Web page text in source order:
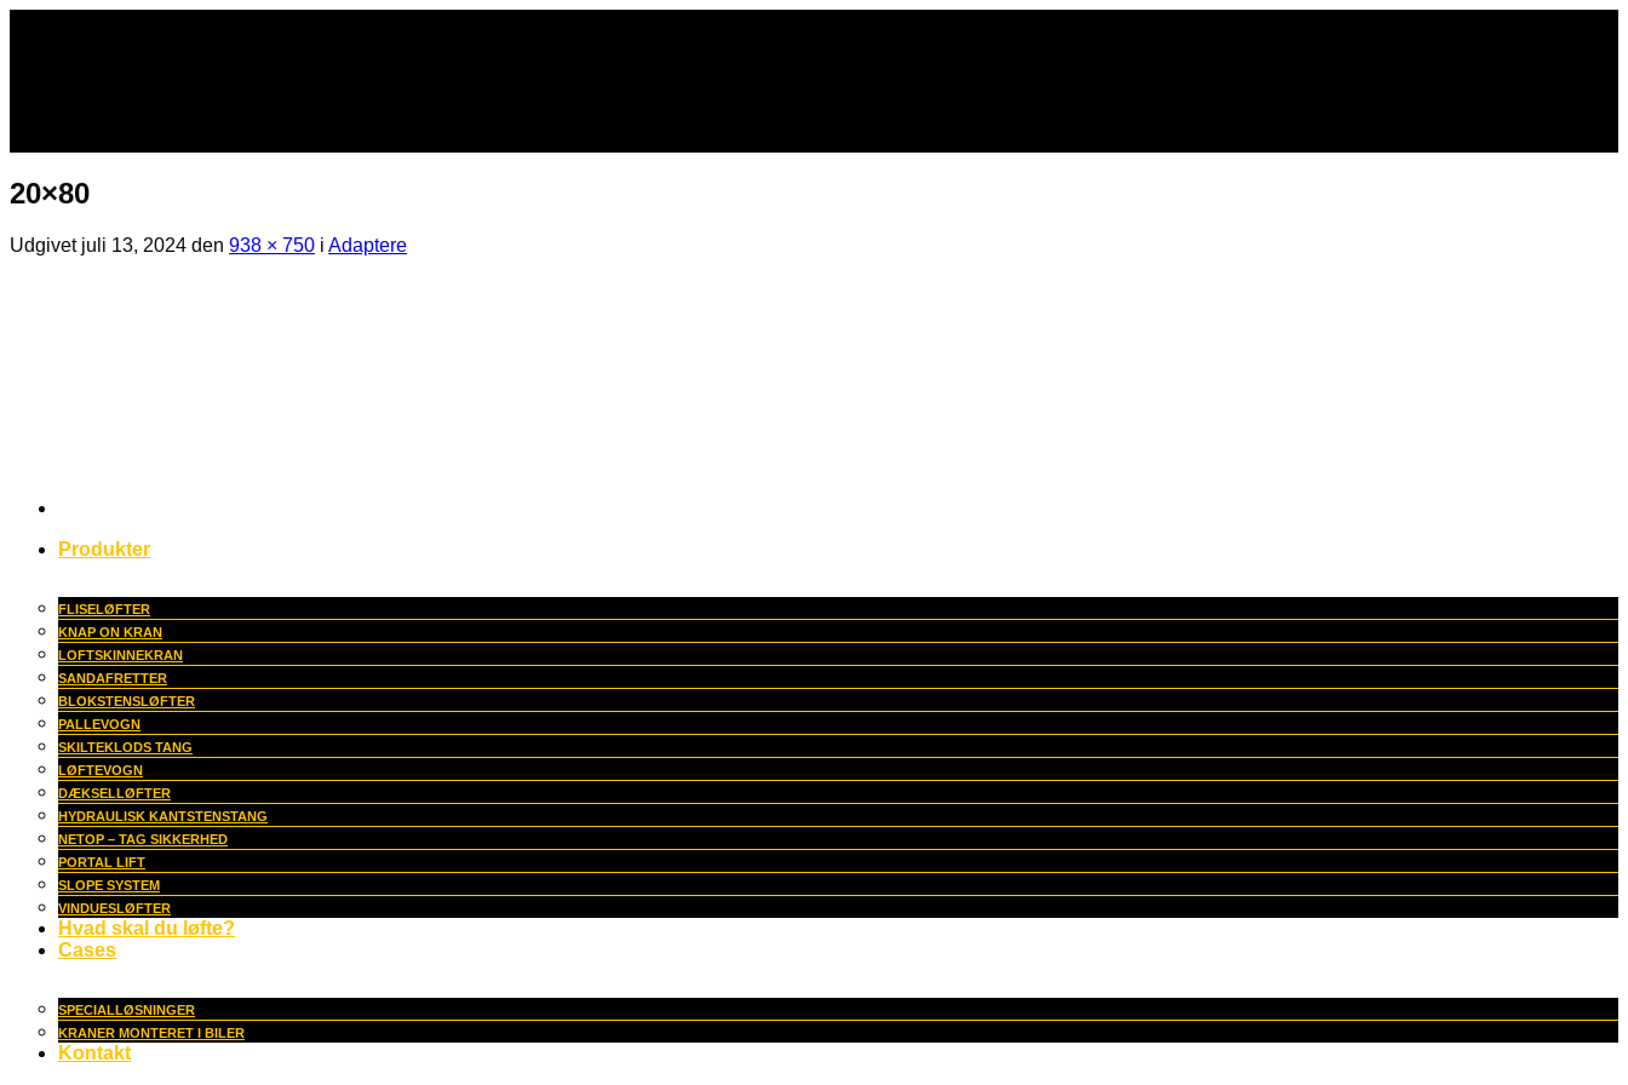
Produkter
FLISELØFTER
KNAP ON KRAN
LOFTSKINNEKRAN
SANDAFRETTER
BLOKSTENSLØFTER
PALLEVOGN
SKILTEKLODS TANG
LØFTEVOGN
DÆKSELLØFTER
HYDRAULISK KANTSTENSTANG
NETOP – TAG SIKKERHED
PORTAL LIFT
SLOPE SYSTEM
VINDUESLØFTER
Hvad skal du løfte?
Cases
SPECIALLØSNINGER
KRANER MONTERET I BILER
Kontakt
20×80
Udgivet juli 13, 2024 den 938 × 750 i Adaptere